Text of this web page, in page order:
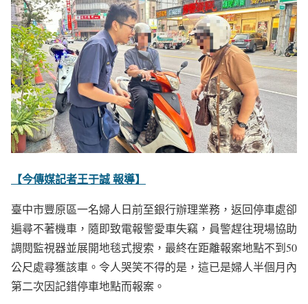
【今傳媒記者王于誠 報導】
臺中市豐原區一名婦人日前至銀行辦理業務，返回停車處卻
遍尋不著機車，隨即致電報警愛車失竊，員警趕往現場協助
調閱監視器並展開地毯式搜索，最終在距離報案地點不到50
公尺處尋獲該車。令人哭笑不得的是，這已是婦人半個月內
第二次因記錯停車地點而報案。